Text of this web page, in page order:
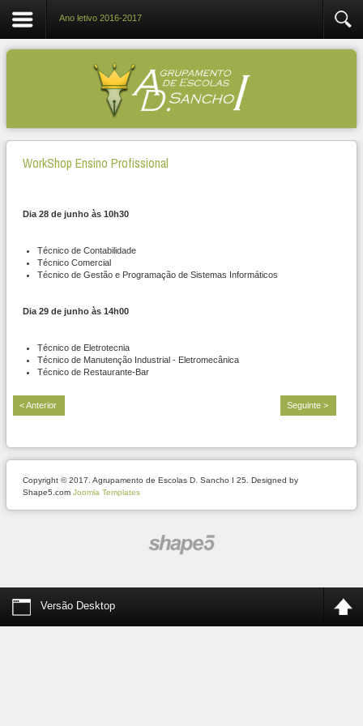
Ano letivo 2016-2017
WorkShop Ensino Profissional
Dia 28 de junho às 10h30
Técnico de Contabilidade
Técnico Comercial
Técnico de Gestão e Programação de Sistemas Informáticos
Dia 29 de junho às 14h00
Técnico de Eletrotecnia
Técnico de Manutenção Industrial - Eletromecânica
Técnico de Restaurante-Bar
< Anterior Seguinte >
Copyright © 2017. Agrupamento de Escolas D. Sancho I 25. Designed by
Shape5.com Joomla Templates
Versão Desktop